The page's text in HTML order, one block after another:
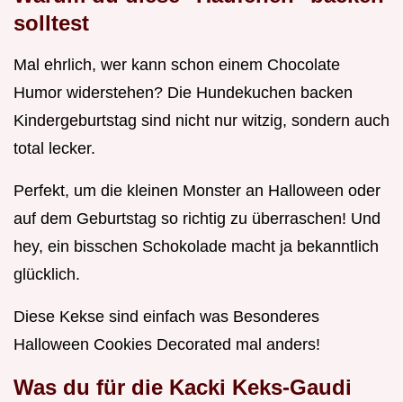
solltest
Mal ehrlich, wer kann schon einem Chocolate
Humor widerstehen? Die Hundekuchen backen
Kindergeburtstag sind nicht nur witzig, sondern auch
total lecker.
Perfekt, um die kleinen Monster an Halloween oder
auf dem Geburtstag so richtig zu überraschen! Und
hey, ein bisschen Schokolade macht ja bekanntlich
glücklich.
Diese Kekse sind einfach was Besonderes
Halloween Cookies Decorated mal anders!
Was du für die Kacki Keks-Gaudi